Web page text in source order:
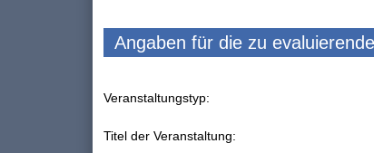
Angaben für die zu
Veranstaltungstyp:
Titel der Veranstaltung: